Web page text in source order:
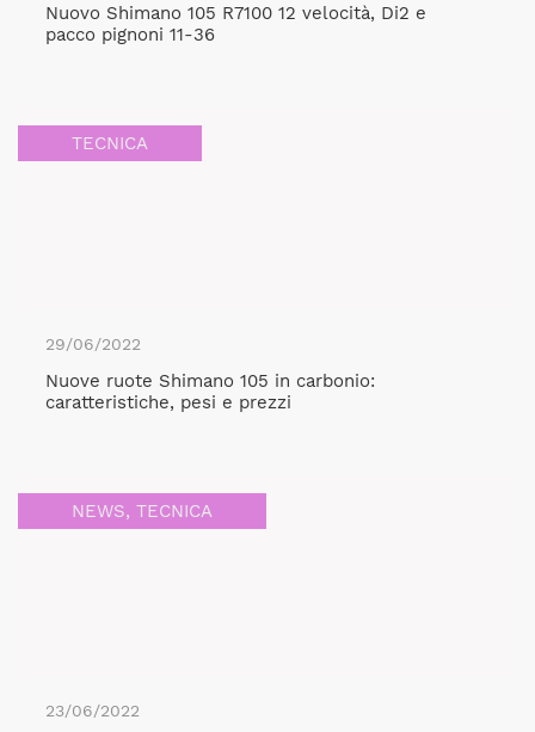
Nuovo Shimano 105 R7100 12 velocità, Di2 e
pacco pignoni 11-36
TECNICA
29/06/2022
Nuove ruote Shimano 105 in carbonio:
caratteristiche, pesi e prezzi
NEWS, TECNICA
23/06/2022